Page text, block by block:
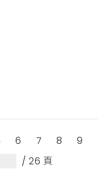
6 7 8
9
/ 26 頁